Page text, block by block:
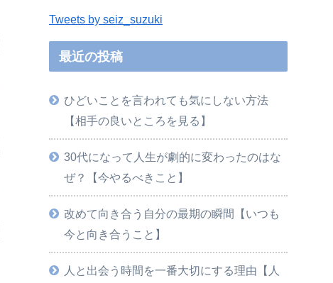
Tweets by seiz_suzuki
最近の投稿
ひどいことを言われても気にしない方法
【相手の良いところを見る】
30代になって人生が劇的に変わったのはな
ぜ？【今やるべきこと】
改めて向き合う自分の最期の瞬間【いつも
今と向き合うこと】
人と出会う時間を一番大切にする理由【人